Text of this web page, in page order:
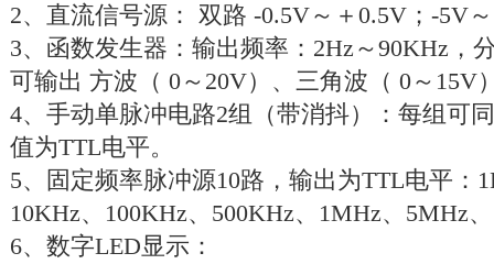
2、直流信号源： 双路 -0.5V～＋0.5V；-5V
3、函数发生器：输出频率：2Hz～90KHz，
可输出 方波（ 0～20V）、三角波（ 0～15V
4、手动单脉冲电路2组（带消抖）：每组可
值为TTL电平。
5、固定频率脉冲源10路，输出为TTL电平：
10KHz、100KHz、500KHz、1MHz、5MHz
6、数字LED显示：